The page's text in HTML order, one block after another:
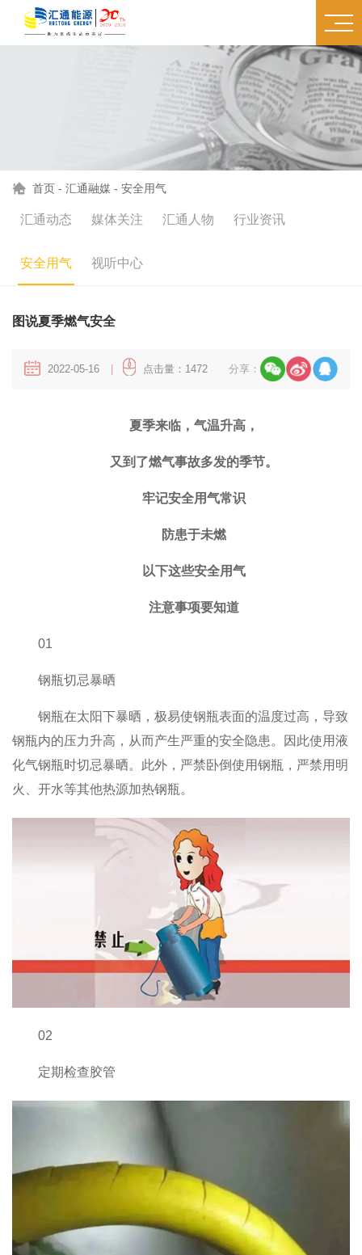
首页 - 汇通融媒 - 安全用气
汇通动态 媒体关注 汇通人物 行业资讯
安全用气 视听中心
图说夏季燃气安全
2022-05-16 点击量：1472 分享：
夏季来临，气温升高，
又到了燃气事故多发的季节。
牢记安全用气常识
防患于未燃
以下这些安全用气
注意事项要知道
01
钢瓶切忌暴晒
钢瓶在太阳下暴晒，极易使钢瓶表面的温度过高，导致
钢瓶内的压力升高，从而产生严重的安全隐患。因此使用液
化气钢瓶时切忌暴晒。此外，严禁卧倒使用钢瓶，严禁用明
火、开水等其他热源加热钢瓶。
02
定期检查胶管